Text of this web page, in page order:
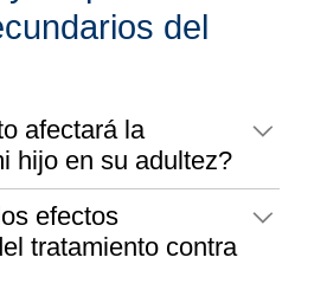
del
afectará la
hijo en su adultez?
efectos
tratamiento contra